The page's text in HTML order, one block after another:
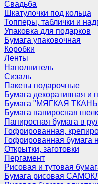
Свадьба
Шкатулочки под кольца
Топперы, таблички и
Упаковка для подарков
Бумага упаковочная
Коробки
Ленты
Наполнитель
Сизаль
Пакеты подарочные
Бумага декоративная и
Бумага "МЯГКАЯ
Бумага папиросная
Папиросная бумага в
Гофрированная,
Гофрированная бумага
Открытки, заготовки
Пергамент
Рисовая и тутовая
Бумага рисовая